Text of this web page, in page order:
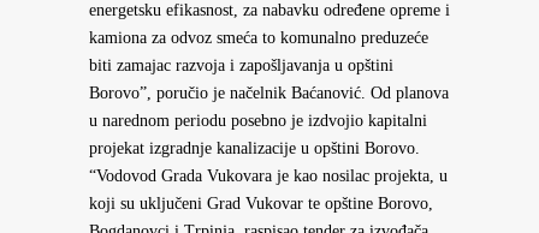
energetsku efikasnost, za nabavku određene opreme i
kamiona za odvoz smeća to komunalno preduzeće
biti zamajac razvoja i zapošljavanja u opštini
Borovo”, poručio je načelnik Baćanović. Od planova
u narednom periodu posebno je izdvojio kapitalni
projekat izgradnje kanalizacije u opštini Borovo.
“Vodovod Grada Vukovara je kao nosilac projekta, u
koji su uključeni Grad Vukovar te opštine Borovo,